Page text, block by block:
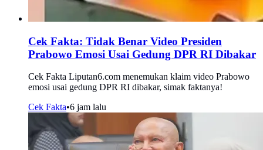
Cek Fakta: Tidak Benar Video Presiden
Prabowo Emosi Usai Gedung DPR RI Dibakar
Cek Fakta Liputan6.com menemukan klaim video Prabowo
emosi usai gedung DPR RI dibakar, simak faktanya!
Cek Fakta•6 jam lalu